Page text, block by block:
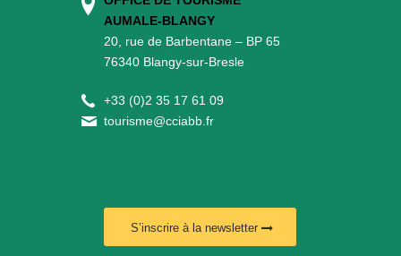
AUMALE-BLANGY
20, rue de Barbentane – BP 65
76340 Blangy-sur-Bresle
+33 (0)2 35 17 61 09
tourisme@cciabb.fr
S’inscrire à la newsletter